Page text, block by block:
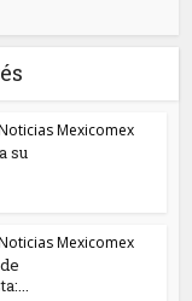
Mexicomex
su
Mexicomex